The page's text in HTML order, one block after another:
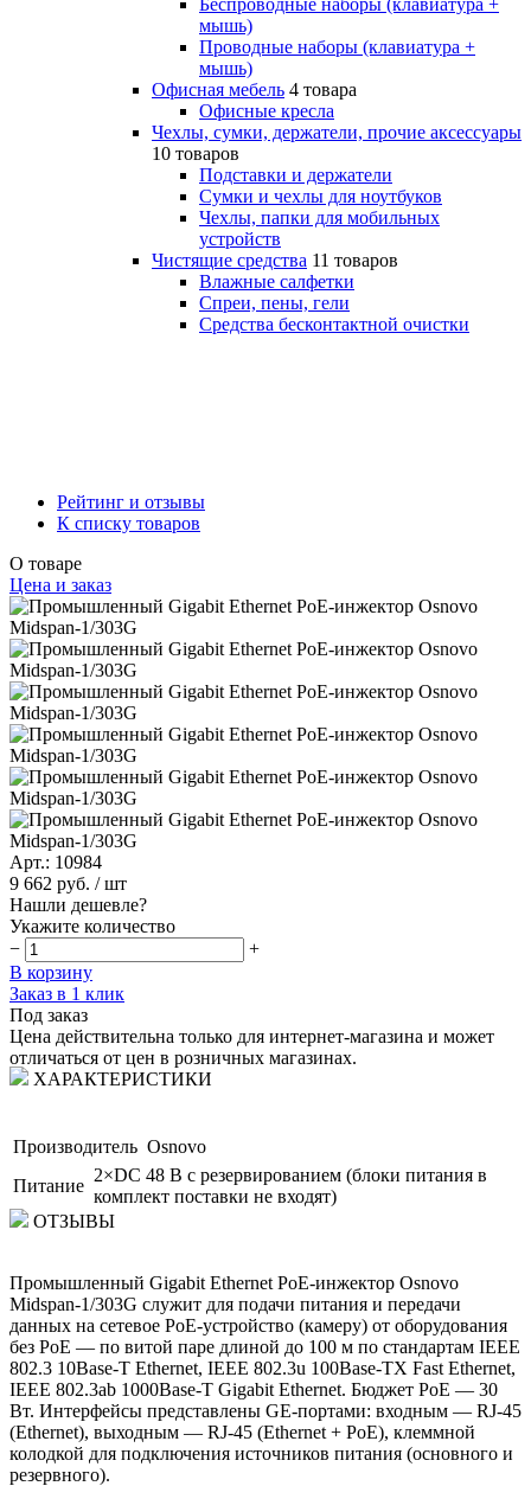
Беспроводные наборы (клавиатура +
мышь)
Проводные наборы (клавиатура +
мышь)
Офисная мебель 4 товара
Офисные кресла
Чехлы, сумки, держатели, прочие аксессуары
10 товаров
Подставки и держатели
Сумки и чехлы для ноутбуков
Чехлы, папки для мобильных
устройств
Чистящие средства 11 товаров
Влажные салфетки
Спреи, пены, гели
Средства бесконтактной очистки
Рейтинг и отзывы
К списку товаров
О товаре
Цена и заказ
Арт.: 10984
9 662 руб. / шт
Нашли дешевле?
Укажите количество
−
+
В корзину
Заказ в 1 клик
Под заказ
Цена действительна только для интернет-магазина и может
отличаться от цен в розничных магазинах.
ХАРАКТЕРИСТИКИ
Производитель Osnovo
Питание
2×DC 48 В с резервированием (блоки питания в
комплект поставки не входят)
ОТЗЫВЫ
Промышленный Gigabit Ethernet PoE-инжектор Osnovo
Midspan-1/303G служит для подачи питания и передачи
данных на сетевое РоЕ-устройство (камеру) от оборудования
без РоЕ — по витой паре длиной до 100 м по стандартам IEEE
802.3 10Base-T Ethernet, IEEE 802.3u 100Base-TX Fast Ethernet,
IEEE 802.3ab 1000Base-T Gigabit Ethernet. Бюджет PoE — 30
Вт. Интерфейсы представлены GE-портами: входным — RJ-45
(Ethernet), выходным — RJ-45 (Ethernet + PoE), клеммной
колодкой для подключения источников питания (основного и
резервного).